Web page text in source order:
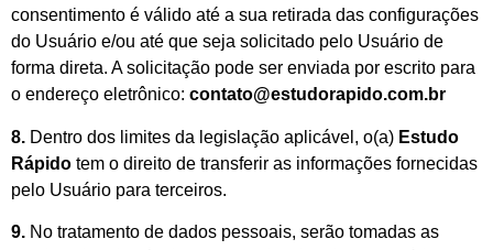
consentimento é válido até a sua retirada das configurações
do Usuário e/ou até que seja solicitado pelo Usuário de
forma direta. A solicitação pode ser enviada por escrito para
o endereço eletrônico: contato@estudorapido.com.br
8. Dentro dos limites da legislação aplicável, o(a) Estudo
Rápido tem o direito de transferir as informações fornecidas
pelo Usuário para terceiros.
9. No tratamento de dados pessoais, serão tomadas as